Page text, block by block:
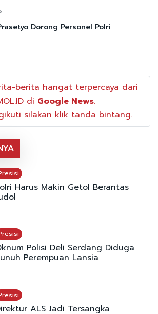
Dorong Personel Polri
berita hangat terpercaya dari
di Google News.
silakan klik tanda bintang.
Harus Makin Getol Berantas
Polisi Deli Serdang Diduga
Perempuan Lansia
ALS Jadi Tersangka